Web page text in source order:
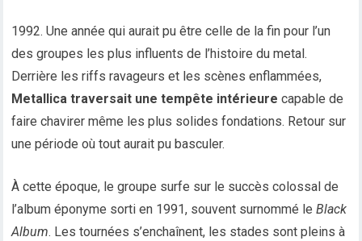
1992. Une année qui aurait pu être celle de la fin pour l’un
des groupes les plus influents de l’histoire du metal.
Derrière les riffs ravageurs et les scènes enflammées,
Metallica traversait une tempête intérieure capable de
faire chavirer même les plus solides fondations. Retour sur
une période où tout aurait pu basculer.
À cette époque, le groupe surfe sur le succès colossal de
l’album éponyme sorti en 1991, souvent surnommé leBlack
Album. Les tournées s’enchaînent, les stades sont pleins à